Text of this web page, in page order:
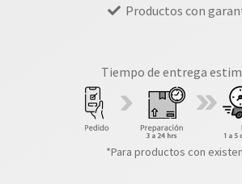
Productos con
Tiempo de entrega
*Para productos con